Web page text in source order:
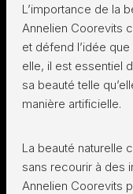
L’importance de la
Annelien Coorevits
et défend l’idée
elle, il est essentiel
sa beauté telle
manière artificielle.
La beauté naturelle
sans recourir à des
Annelien Coorevits